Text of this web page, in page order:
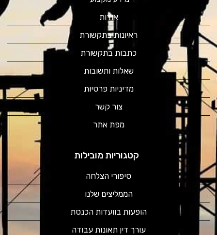
אודות
ראיונות בתקשורת
כתבות בתקשורת
שאלות ותשובות
מדיניות פרטיות
צור קשר
מפת אתר
קטגוריות מובילות
סיפורי הצלחה
הממליצים שלנו
הופעות בוועדות הכנסת
עורך דין תאונות עבודה